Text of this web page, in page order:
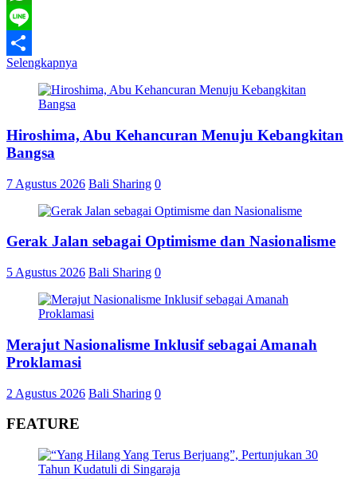
WhatsApp
Line
Share
Selengkapnya
Hiroshima, Abu Kehancuran Menuju Kebangkitan
Bangsa
7 Agustus 2026 Bali Sharing 0
Gerak Jalan sebagai Optimisme dan Nasionalisme
5 Agustus 2026 Bali Sharing 0
Merajut Nasionalisme Inklusif sebagai Amanah
Proklamasi
2 Agustus 2026 Bali Sharing 0
FEATURE